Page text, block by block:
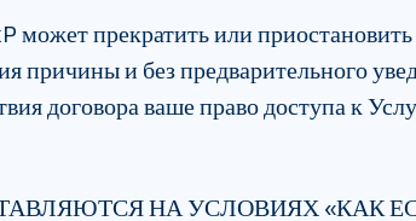
может прекратить или
причины и без предварительного
договора ваше право доступа к
НА УСЛОВИЯХ «КАК